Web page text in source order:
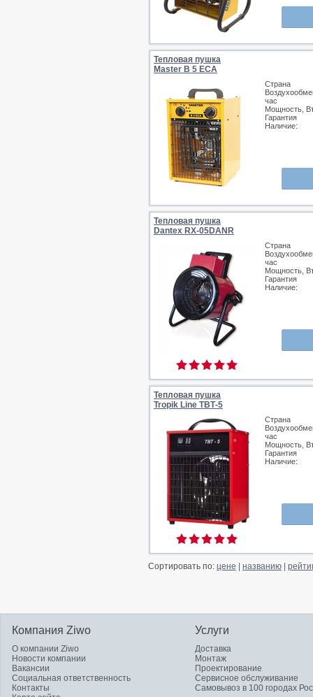
Тепловая пушка
Master B 5 ECA
Страна
час
Мощность,
Гарантия
Наличие:
Тепловая пушка
Dantex RX-05DANR
Страна
час
Мощность,
Гарантия
Наличие:
Тепловая пушка
Tropik Line ТВТ-5
Страна
час
Мощность,
Гарантия
Наличие:
Сортировать по: цене названию
Компания Ziwo
О компании Ziwo
Новости компании
Вакансии
Социальная ответственность
Контакты
Услуги
Доставка
Монтаж
Проектирование
Сервисное обслуживание
Самовывоз в 100 городах